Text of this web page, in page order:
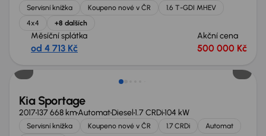
Servisní knížka Koupeno nové v ČR
1.6 T-GDI MHEV
4x4
+8 dalších
Měsíční splátka
od 4 713 Kč
Akční cena
500 000 Kč
Kia Sportage
2017137 668 kmAutomatDiesel1.7 CRDi104 kW
Servisní knížka Koupeno nové v ČR 1.7 CRDi
Automat